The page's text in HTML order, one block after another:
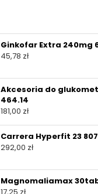
Ginkofar Extra 240mg
45,78 zł
Akcesoria do
464.14
181,00 zł
Carrera Hyperfit 23 807
292,00 zł
Magnomaliamax
17,25 zł